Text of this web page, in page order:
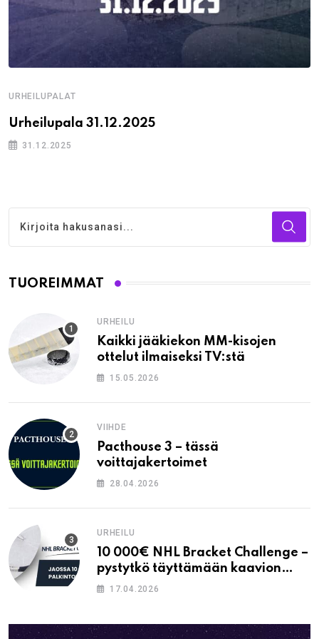
URHEILUPALAT
Urheilupala 31.12.2025
31.12.2025
TUOREIMMAT
URHEILU
Kaikki jääkiekon MM-kisojen
ottelut ilmaiseksi TV:stä
15.05.2026
VIIHDE
Pacthouse 3 – tässä
voittajakertoimet
28.04.2026
URHEILU
10 000€ NHL Bracket Challenge –
pystytkö täyttämään kaavion
oikein?
17.04.2026